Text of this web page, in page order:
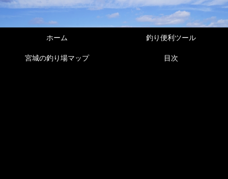
ホーム 釣り便利ツール
宮城の釣り場マップ 目次